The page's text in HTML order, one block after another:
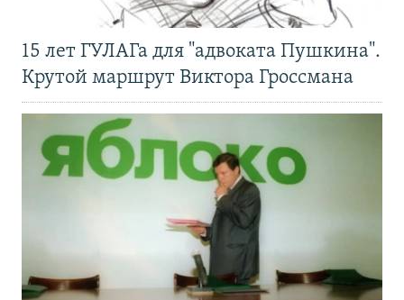
15 лет ГУЛАГа для "адвоката Пушкина".
Крутой маршрут Виктора Гроссмана